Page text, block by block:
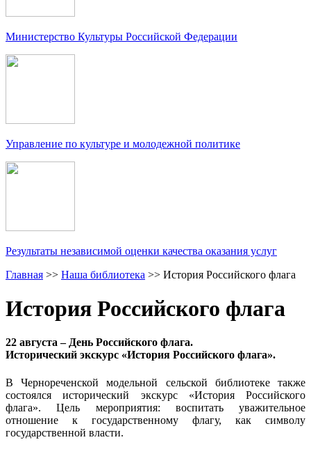
Министерство Культуры Российской Федерации
Управление по культуре и молодежной политике
Результаты независимой оценки качества оказания услуг
Главная >> Наша библиотека >> История Российского флага
История Российского флага
22 августа – День Российского флага.
Исторический экскурс «История Российского флага».
В Чернореченской модельной сельской библиотеке также
состоялся исторический экскурс «История Российского
флага». Цель мероприятия: воспитать уважительное
отношение к государственному флагу, как символу
государственной власти.